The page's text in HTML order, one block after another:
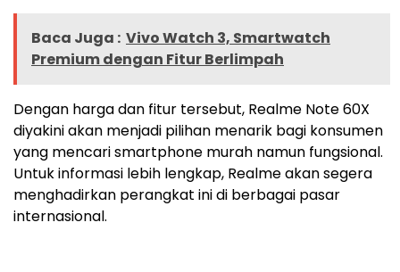
Baca Juga : Vivo Watch 3, Smartwatch
Premium dengan Fitur Berlimpah
Dengan harga dan fitur tersebut, Realme Note 60X
diyakini akan menjadi pilihan menarik bagi konsumen
yang mencari smartphone murah namun fungsional.
Untuk informasi lebih lengkap, Realme akan segera
menghadirkan perangkat ini di berbagai pasar
internasional​.